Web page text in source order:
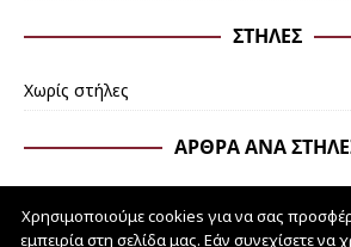
ΣΤΉΛΕΣ
Χωρίς στήλες
ΆΡΘΡΑ ΑΝΆ
Χρησιμοποιούμε cookies για να σας
εμπειρία στη σελίδα μας. Εάν συνεχίσετε να